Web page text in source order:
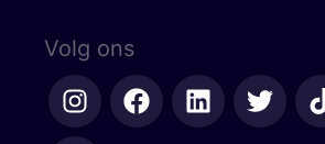
Volg ons